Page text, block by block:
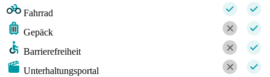
Fahrrad
Gepäck
Barrierefreiheit
Unterhaltungsportal